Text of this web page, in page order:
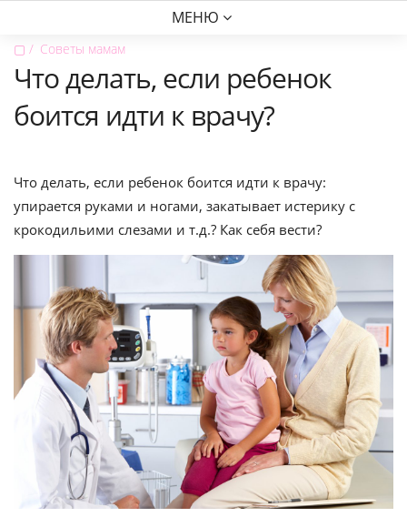
МЕНЮ
▢ Советы мамам
Что делать, если ребенок
боится идти к врачу?
Что делать, если ребенок боится идти к врачу:
упирается руками и ногами, закатывает истерику с
крокодильими слезами и т.д.? Как себя вести?